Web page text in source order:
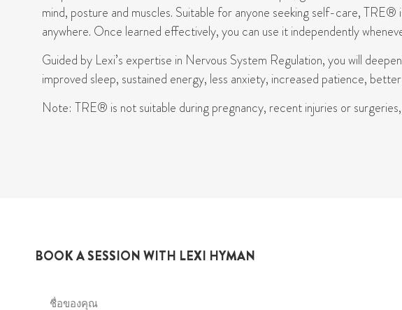
mind, posture and muscles. Suitable for anyone seeking self-care,
anywhere. Once learned effectively, you can use it independently
Guided by Lexi’s expertise in Nervous System Regulation, you will
improved sleep, sustained energy, less anxiety, increased patience,
Note: TRE® is not suitable during pregnancy, recent injuries or
BOOK A SESSION WITH LEXI HYMAN